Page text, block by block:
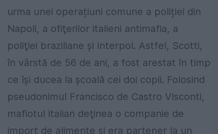
urma unei operațiuni comune a poliției din
Napoli, a ofiţerilor italieni antimafia, a
poliţiei braziliane şi Interpol. Astfel, Scotti,
în vârstă de 56 de ani, a fost arestat în timp
ce îşi ducea la şcoală cei doi copii. Folosind
pseudonimul Francisco de Castro Visconti,
mafiotul italian deţinea o companie de
import de alimente şi era partener la un